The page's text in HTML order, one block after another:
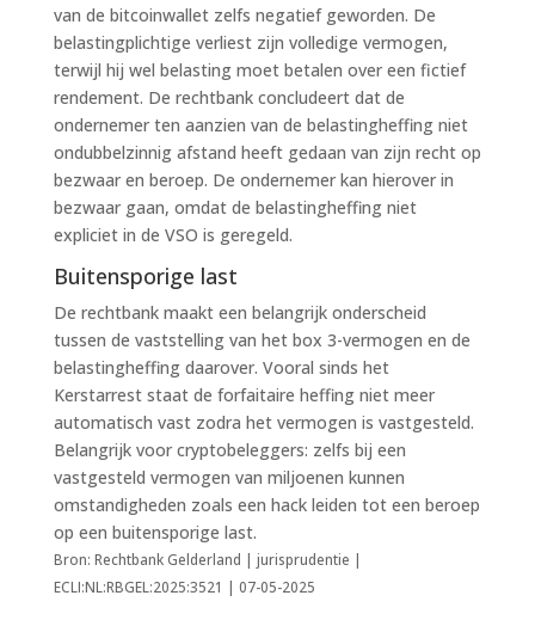
van de bitcoinwallet zelfs negatief geworden. De
belastingplichtige verliest zijn volledige vermogen,
terwijl hij wel belasting moet betalen over een fictief
rendement. De rechtbank concludeert dat de
ondernemer ten aanzien van de belastingheffing niet
ondubbelzinnig afstand heeft gedaan van zijn recht op
bezwaar en beroep. De ondernemer kan hierover in
bezwaar gaan, omdat de belastingheffing niet
expliciet in de VSO is geregeld.
Buitensporige last
De rechtbank maakt een belangrijk onderscheid
tussen de vaststelling van het box 3-vermogen en de
belastingheffing daarover. Vooral sinds het
Kerstarrest staat de forfaitaire heffing niet meer
automatisch vast zodra het vermogen is vastgesteld.
Belangrijk voor cryptobeleggers: zelfs bij een
vastgesteld vermogen van miljoenen kunnen
omstandigheden zoals een hack leiden tot een beroep
op een buitensporige last.
Bron: Rechtbank Gelderland | jurisprudentie |
ECLI:NL:RBGEL:2025:3521 | 07-05-2025